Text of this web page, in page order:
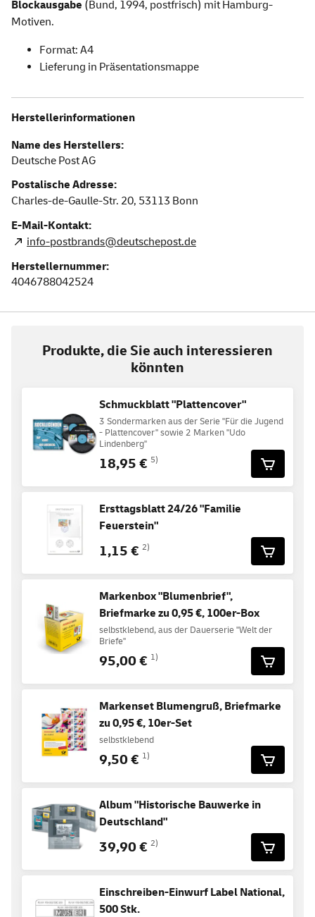
Blockausgabe (Bund, 1994, postfrisch) mit Hamburg-
Motiven.
Format: A4
Lieferung in Präsentationsmappe
Herstellerinformationen
Name des Herstellers:
Deutsche Post AG
Postalische Adresse:
Charles-de-Gaulle-Str. 20, 53113 Bonn
E-Mail-Kontakt:
info-postbrands@deutschepost.de
Herstellernummer:
4046788042524
Produkte, die Sie auch interessieren
könnten
Schmuckblatt "Plattencover"
3 Sondermarken aus der Serie "Für die Jugend
- Plattencover" sowie 2 Marken "Udo
Lindenberg"
18,95 € 5)
Ersttagsblatt 24/26 "Familie
Feuerstein"
1,15 € 2)
Markenbox "Blumenbrief",
Briefmarke zu 0,95 €, 100er-Box
selbstklebend, aus der Dauerserie "Welt der
Briefe"
95,00 € 1)
Markenset Blumengruß, Briefmarke
zu 0,95 €, 10er-Set
selbstklebend
9,50 € 1)
Album "Historische Bauwerke in
Deutschland"
39,90 € 2)
Einschreiben-Einwurf Label National,
500 Stk.